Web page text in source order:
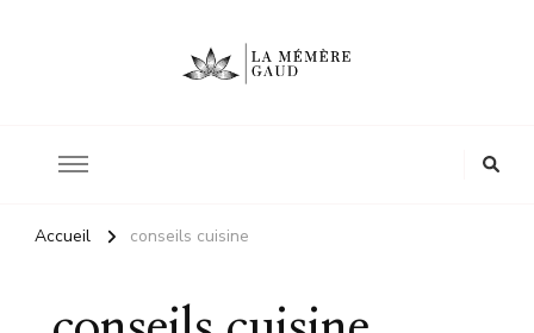
Accueil conseils cuisine